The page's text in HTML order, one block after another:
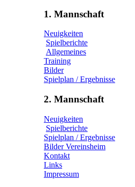
1. Mannschaft
Neuigkeiten
Spielberichte
Allgemeines
Training
Bilder
Spielplan / Ergebnisse
2. Mannschaft
Neuigkeiten
Spielberichte
Spielplan / Ergebnisse
Bilder Vereinsheim
Kontakt
Links
Impressum